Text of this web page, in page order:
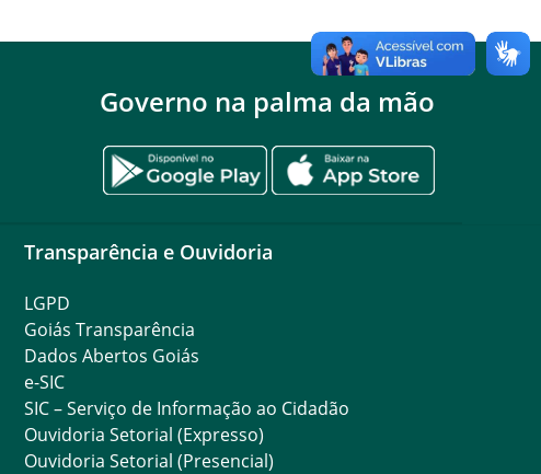
Governo na palma da mão
Transparência e Ouvidoria
LGPD
Goiás Transparência
Dados Abertos Goiás
e-SIC
SIC – Serviço de Informação ao Cidadão
Ouvidoria Setorial (Expresso)
Ouvidoria Setorial (Presencial)